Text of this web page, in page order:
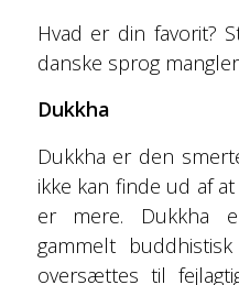
Hvad er din favorit?
danske sprog
Dukkha
Dukkha er den
ikke kan finde ud af
er mere. Dukkha
gammelt
oversættes til